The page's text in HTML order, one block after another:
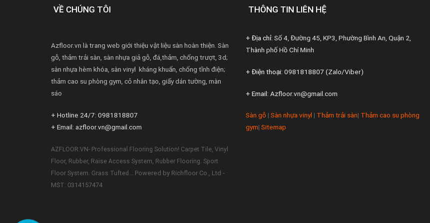
VỀ CHÚNG TÔI
Azfloor.vn là trang web giới thiệu vật liệu sàn hoàn thiện. Sàn
gỗ, thảm trải sàn, sàn nhựa giả gỗ, đá,thảm, chống trượt, 3d;
sàn nhựa hèm khóa, sàn vinyl kháng khuẩn, chống tĩnh điện;
thảm cao su phòng gym, cỏ nhân tạo, giấy dán tường, màn
sáo
+ Hotline 24/7: 0981818807
+ Email: azfloor.vn@gmail.com
AZFLOOR.VN- Professional Flooring Solution! Carpet Tile, Vinyl
Floor, Rubber, Raise Access System, Rubber Flooring. Sport
Floor System. Grass Tufted... Powered by Richfloor Co., Ltd -
MST: 0314157474
THÔNG TIN LIÊN HỆ
+ Địa chỉ: Số 4, Đường 45, KP3, Phường Bình An, Quận 2,
Thành phố Hồ Chí Minh
+ Điện thoại: 0981818807 (Zalo/Viber)
+ Email: Azfloor.vn@gmail.com
Sàn gỗ | Sàn nhựa vinyl | Thảm trải sàn| Thảm cao su phòng
gym| Sitemap